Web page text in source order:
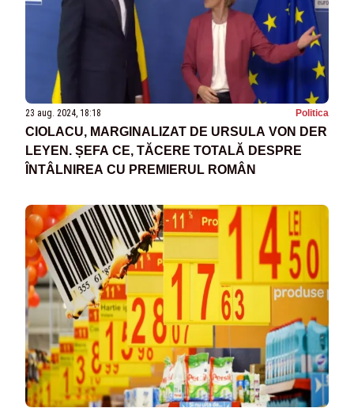
23 aug. 2024, 18:18 Politica
CIOLACU, MARGINALIZAT DE URSULA VON DER
LEYEN. ȘEFA CE, TĂCERE TOTALĂ DESPRE
ÎNTÂLNIREA CU PREMIERUL ROMÂN